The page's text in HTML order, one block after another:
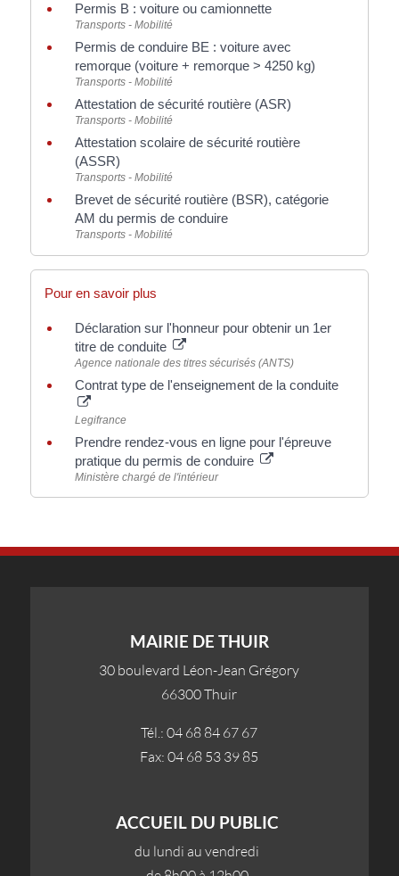
Permis B : voiture ou camionnette
Transports - Mobilité
Permis de conduire BE : voiture avec
remorque (voiture + remorque > 4250 kg)
Transports - Mobilité
Attestation de sécurité routière (ASR)
Transports - Mobilité
Attestation scolaire de sécurité routière
(ASSR)
Transports - Mobilité
Brevet de sécurité routière (BSR), catégorie
AM du permis de conduire
Transports - Mobilité
Pour en savoir plus
Déclaration sur l'honneur pour obtenir un 1er
titre de conduite
Agence nationale des titres sécurisés (ANTS)
Contrat type de l'enseignement de la conduite
Legifrance
Prendre rendez-vous en ligne pour l'épreuve
pratique du permis de conduire
Ministère chargé de l'intérieur
MAIRIE DE THUIR
30 boulevard Léon-Jean Grégory
66300 Thuir
Tél.: 04 68 84 67 67
Fax: 04 68 53 39 85
ACCUEIL DU PUBLIC
du lundi au vendredi